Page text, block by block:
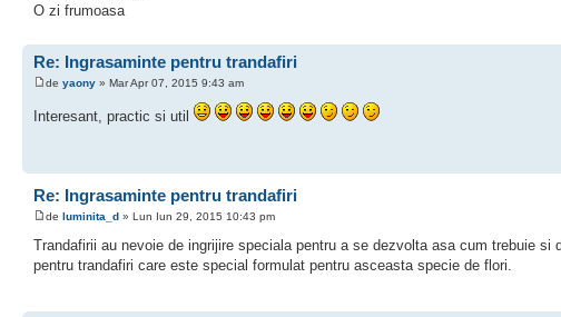
O zi frumoasa
Re: Ingrasaminte pentru trandafiri
de yaony » Mar Apr 07, 2015 9:43 am
Interesant, practic si util
Re: Ingrasaminte pentru trandafiri
de luminita_d » Lun Iun 29, 2015 10:43 pm
Trandafirii au nevoie de ingrijire speciala pentru a se dezvolta asa cum trebuie
pentru trandafiri care este special formulat pentru asceasta specie de flori.